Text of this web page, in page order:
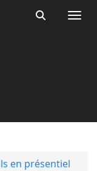
en présentiel